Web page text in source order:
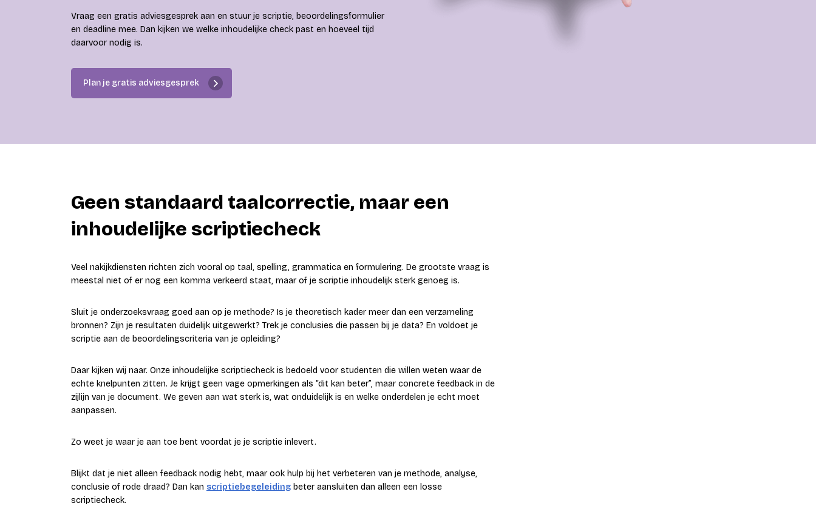
Vraag een gratis adviesgesprek aan en stuur je scriptie, beoordelingsformulier
en deadline mee. Dan kijken we welke inhoudelijke check past en hoeveel tijd
daarvoor nodig is.
Plan je gratis adviesgesprek
Geen standaard taalcorrectie, maar een
inhoudelijke scriptiecheck
Veel nakijkdiensten richten zich vooral op taal, spelling, grammatica en formulering. De grootste vraag is
meestal niet of er nog een komma verkeerd staat, maar of je scriptie inhoudelijk sterk genoeg is.
Sluit je onderzoeksvraag goed aan op je methode? Is je theoretisch kader meer dan een verzameling
bronnen? Zijn je resultaten duidelijk uitgewerkt? Trek je conclusies die passen bij je data? En voldoet je
scriptie aan de beoordelingscriteria van je opleiding?
Daar kijken wij naar. Onze inhoudelijke scriptiecheck is bedoeld voor studenten die willen weten waar de
echte knelpunten zitten. Je krijgt geen vage opmerkingen als “dit kan beter”, maar concrete feedback in de
zijlijn van je document. We geven aan wat sterk is, wat onduidelijk is en welke onderdelen je echt moet
aanpassen.
Zo weet je waar je aan toe bent voordat je je scriptie inlevert.
Blijkt dat je niet alleen feedback nodig hebt, maar ook hulp bij het verbeteren van je methode, analyse,
conclusie of rode draad? Dan kan scriptiebegeleiding beter aansluiten dan alleen een losse
scriptiecheck.